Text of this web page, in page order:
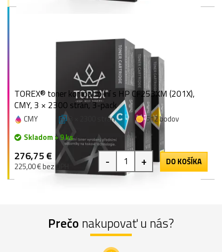
TOREX® toner kompatibilní s HP CF253XM (201X),
CMY, 3 × 2300 strán, 3-pack
CMY 3 × 2300 strán
512 bodov
Skladom > 9 ks
276,75 €
225,00 € bez DPH - + DO KOŠÍKA
Prečo nakupovať u nás?